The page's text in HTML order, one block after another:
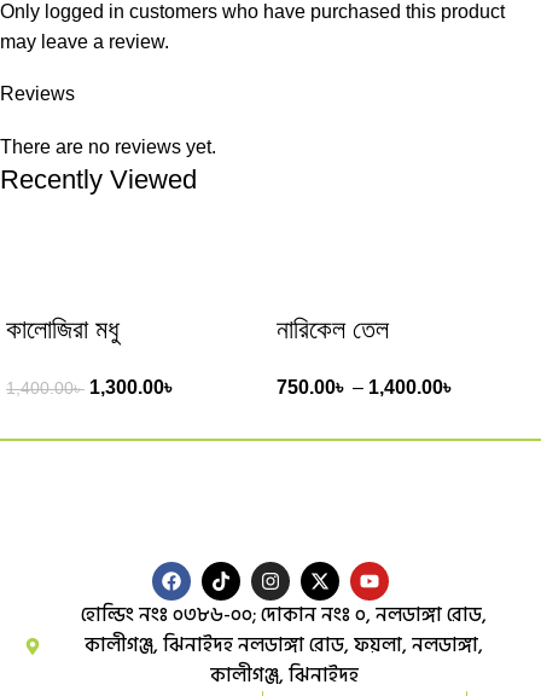
Reviews
There are no reviews yet.
Only logged in customers who have purchased this product
may leave a review.
Recently Viewed
কালোজিরা মধু
1,400.00৳ 1,300.00৳
নারিকেল তেল
750.00৳ – 1,400.00৳
হোল্ডিং নংঃ ০৩৮৬-০০; দোকান নংঃ ০, নলডাঙ্গা রোড,
কালীগঞ্জ, ঝিনাইদহ নলডাঙ্গা রোড, ফয়লা, নলডাঙ্গা,
কালীগঞ্জ, ঝিনাইদহ